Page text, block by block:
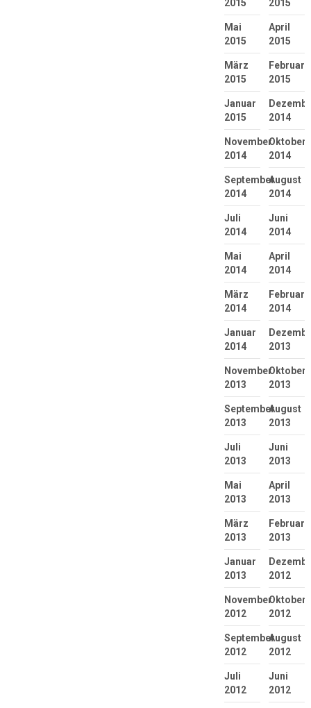
2015 2015
Mai
2015
April
2015
März
2015
Februar
2015
Januar
2015
2014
November
2014
Oktober
2014
September
2014
August
2014
Juli
2014
Juni
2014
Mai
2014
April
2014
März
2014
Februar
2014
Januar
2014
2013
November
2013
Oktober
2013
September
2013
August
2013
Juli
2013
Juni
2013
Mai
2013
April
2013
März
2013
Februar
2013
Januar
2013
2012
November
2012
Oktober
2012
September
2012
August
2012
Juli
2012
Juni
2012